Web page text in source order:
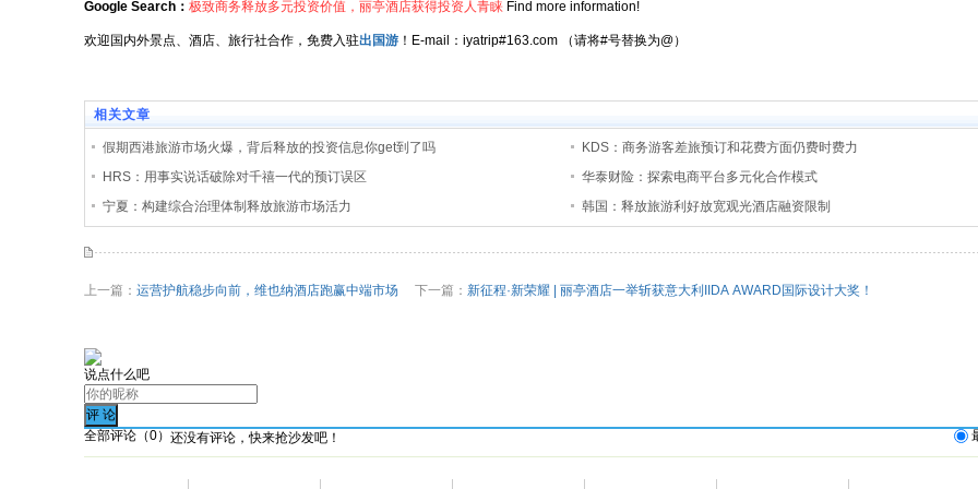
Google Search： 极致商务释放多元投资价值，丽亭酒店获得投资人青睐 Find more information!
欢迎国内外景点、酒店、旅行社合作，免费入驻出国游 ！E-mail：iyatrip#163.com （请将#号替换为@）
相关文章
假期西港旅游市场火爆，背后释放的投资信息你get到了吗
KDS：商务游客差旅预订和花费方面仍费时费力
HRS：用事实说话破除对千禧一代的预订误区
华泰财险：探索电商平台多元化合作模式
宁夏：构建综合治理体制释放旅游市场活力
韩国：释放旅游利好放宽观光酒店融资限制
上一篇： 运营护航稳步向前，维也纳酒店跑赢中端市场 下一篇： 新征程·新荣耀 | 丽亭酒店一举斩获意大利IIDA AWARD国际设计大奖！
说点什么吧
全部评论（0） 还没有评论，快来抢沙发吧！